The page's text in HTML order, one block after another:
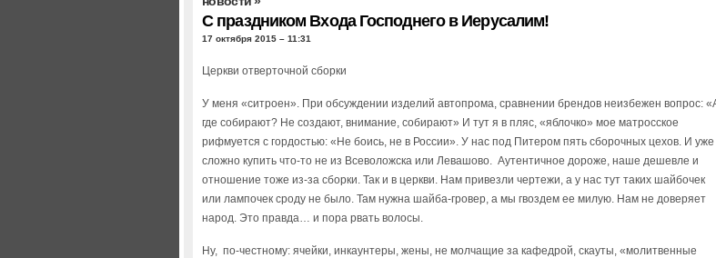
С праздником Входа Господнего в Иерусалим!
17 октября 2015 – 11:31
Церкви отверточной сборки
У меня «ситроен». При обсуждении изделий автопрома, сравнении брендов неизбежен вопрос:
где собирают? Не создают, внимание, собирают» И тут я в пляс, «яблочко» мое матросское
рифмуется с гордостью: «Не боись, не в России». У нас под Питером пять сборочных цехов. И уже
сложно купить что-то не из Всеволожска или Левашово. Аутентичное дороже, наше дешевле и
отношение тоже из-за сборки. Так и в церкви. Нам привезли чертежи, а у нас тут таких шайбочек
или лампочек сроду не было. Там нужна шайба-гровер, а мы гвоздем ее милую. Нам не доверяет
народ. Это правда… и пора рвать волосы.
Ну, по-честному: ячейки, инкаунтеры, жены, не молчащие за кафедрой, скауты, «молитвенные